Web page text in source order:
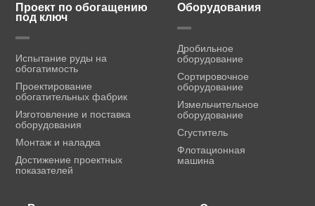
Проект по обогащению
под ключ
Испытание руды на
обогатимость
Проектирование
обогатительных фабрик
Изготовление и поставка
оборудования
Монтаж и наладка
Достижение проектных
показателей
Оборудования
Дробильное
оборудование
Сортировочное
оборудование
Измельчительное
оборудование
Сгуститель
Флотационная
машина